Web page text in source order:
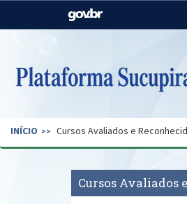
Casa Civil
Pecuária e Abastecimento
Secretaria de Governo
INÍCIO Cursos Avaliados e
Cursos Avaliados